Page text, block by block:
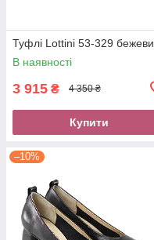
Туфлі Lottini 53-329
В наявності
3 915 ₴ 4 350 ₴
Купити
–10%